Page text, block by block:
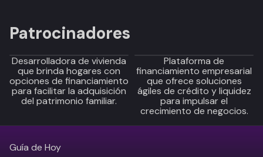
Patrocinadores
Desarrolladora de vivienda
que brinda hogares con
opciones de financiamiento
para facilitar la adquisición
del patrimonio familiar.
Plataforma de
financiamiento empresarial
que ofrece soluciones
ágiles de crédito y liquidez
para impulsar el
crecimiento de negocios.
Guía de Hoy